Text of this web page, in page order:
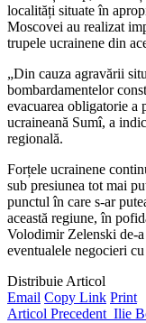
localități situate în
Moscovei au realizat
trupele ucrainene din
„Din cauza agravării
bombardamentelor
evacuarea obligatorie a
ucraineană Sumî, a
regională.
Forțele ucrainene
sub presiunea tot mai
punctul în care s-ar
această regiune, în
Volodimir Zelenski de-
eventualele negocieri
Distribuie Articol
Email Copy Link Print
Articol Precedent Ilie